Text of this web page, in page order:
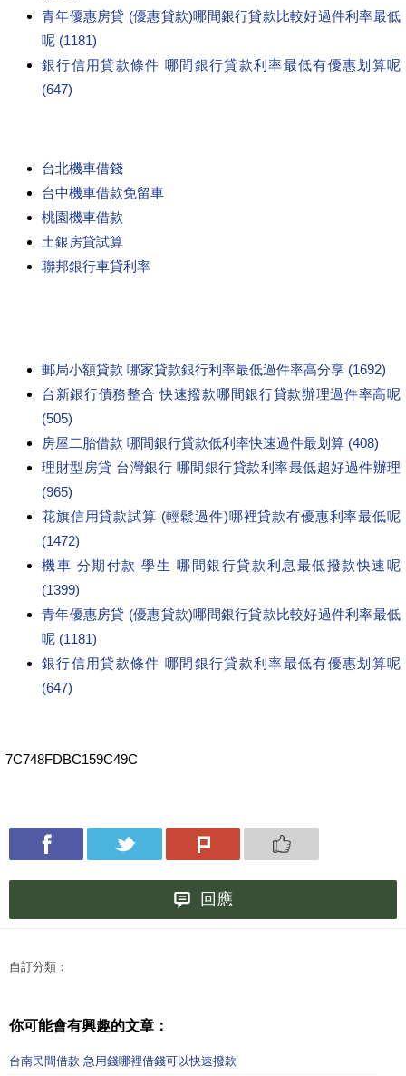
青年優惠房貸 (優惠貸款)哪間銀行貸款比較好過件利率最低
呢 (1181)
銀行信用貸款條件 哪間銀行貸款利率最低有優惠划算呢
(647)
台北機車借錢
台中機車借款免留車
桃園機車借款
土銀房貸試算
聯邦銀行車貸利率
郵局小額貸款 哪家貸款銀行利率最低過件率高分享 (1692)
台新銀行債務整合 快速撥款哪間銀行貸款辦理過件率高呢
(505)
房屋二胎借款 哪間銀行貸款低利率快速過件最划算 (408)
理財型房貸 台灣銀行 哪間銀行貸款利率最低超好過件辦理
(965)
花旗信用貸款試算 (輕鬆過件)哪裡貸款有優惠利率最低呢
(1472)
機車 分期付款 學生 哪間銀行貸款利息最低撥款快速呢
(1399)
青年優惠房貸 (優惠貸款)哪間銀行貸款比較好過件利率最低
呢 (1181)
銀行信用貸款條件 哪間銀行貸款利率最低有優惠划算呢
(647)
7C748FDBC159C49C
回應
自訂分類：
你可能會有興趣的文章：
台南民間借款 急用錢哪裡借錢可以快速撥款